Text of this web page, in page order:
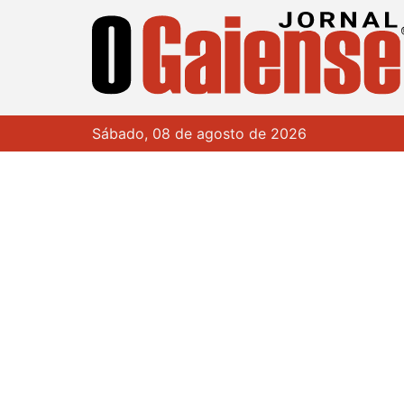
Sábado, 08 de agosto de 2026